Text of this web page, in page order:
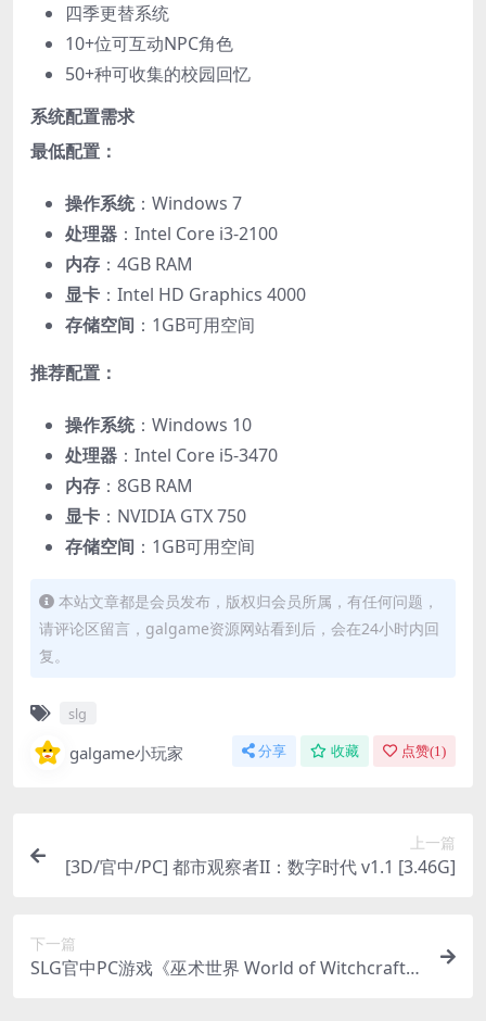
四季更替系统
10+位可互动NPC角色
50+种可收集的校园回忆
​系统配置需求​
​最低配置：​
​操作系统​​：Windows 7
​处理器​ ​：Intel Core i3-2100
​内存​ ​：4GB RAM
​显卡​ ​：Intel HD Graphics 4000
​存储空间​ ​：1GB可用空间
​推荐配置：​
​操作系统​​：Windows 10
​处理器​ ​：Intel Core i5-3470
​内存​ ​：8GB RAM
​显卡​ ​：NVIDIA GTX 750
​存储空间​ ​：1GB可用空间
本站文章都是会员发布，版权归会员所属，有任何问题，
请评论区留言，galgame资源网站看到后，会在24小时内回
复。
slg
galgame小玩家 分享 收藏 点赞(1)
上一篇
[3D/官中/PC] 都市观察者II：数字时代 v1.1 [3.46G]
下一篇
SLG官中PC游戏《巫术世界 World of Witchcraft》